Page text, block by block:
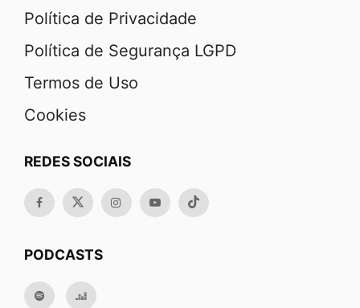
Política de Privacidade
Política de Segurança LGPD
Termos de Uso
Cookies
REDES SOCIAIS
PODCASTS